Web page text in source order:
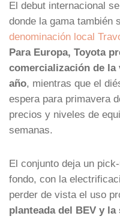
El debut internacional
donde la gama también
denominación local
Para Europa, Toyota
comercialización de la
año, mientras que el
espera para primavera
precios y niveles de
semanas.
El conjunto deja un
fondo, con la
perder de vista el uso
planteada del BEV y